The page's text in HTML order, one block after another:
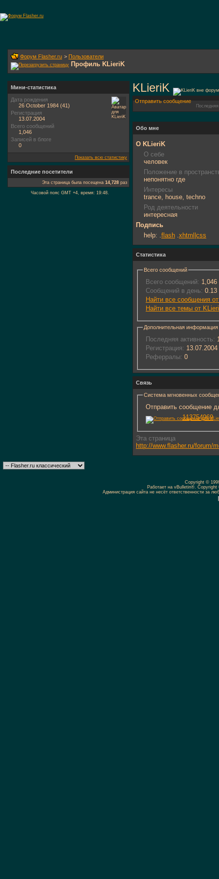
Форум Flasher.ru > Пользователи
Профиль KLieriK
KLieriK
Отправить сообщение
Обо мне
О KLieriK
О себе
человек
Положение в
непонятно где
Интересы
trance, house, techno
Род деятельности
интересная
Подпись
help: .flash .xhtml|css
Статистика
Всего сообщений
Всего сообщений: 1,046
Сообщений в день: 0.13
Найти все сообщения
Найти все темы от
Дополнительная информация
Последняя активность:
Регистрация: 13.07.2004
Реферралы: 0
Связь
Система мгновенных
Отправить сообщение
113754969
Эта страница
http://www.flasher.ru/forum/
Мини-статистика
Дата рождения
26 October 1984 (41)
Регистрация
13.07.2004
Всего сообщений
1,046
Записей в блоге
0
Показать всю статистику
Последние посетители
Эта страница была посещена 14,728 раз
Часовой пояс GMT +4, время: 19:48.
Copyright ©
Работает на vBulletin®.
Администрация сайта не несёт ответственности за